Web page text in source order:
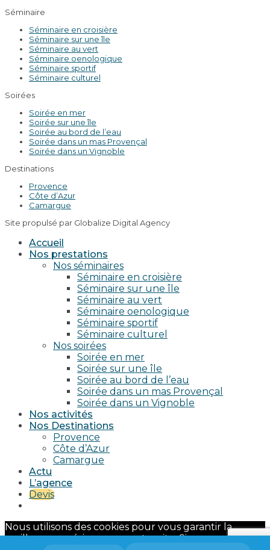
Séminaire
Séminaire en croisière
Séminaire sur une île
Séminaire au vert
Séminaire oenologique
Séminaire sportif
Séminaire culturel
Soirées
Soirée en mer
Soirée sur une île
Soirée au bord de l’eau
Soirée dans un mas Provençal
Soirée dans un Vignoble
Destinations
Provence
Côte d’Azur
Camargue
Site propulsé par Globalize Digital Agency
Accueil
Nos prestations
Nos séminaires
Séminaire en croisière
Séminaire sur une île
Séminaire au vert
Séminaire oenologique
Séminaire sportif
Séminaire culturel
Nos soirées
Soirée en mer
Soirée sur une île
Soirée au bord de l’eau
Soirée dans un mas Provençal
Soirée dans un Vignoble
Nos activités
Nos Destinations
Provence
Côte d’Azur
Camargue
Actu
L’agence
Devis
Nous utilisons des cookies pour vous garantir la
meilleure expérience sur notre site. Si vous continuez